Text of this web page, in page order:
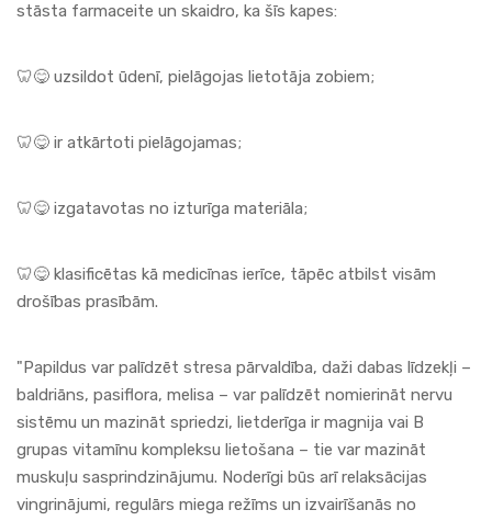
stāsta farmaceite un skaidro, ka šīs kapes:
🦷😋 uzsildot ūdenī, pielāgojas lietotāja zobiem;
🦷😋 ir atkārtoti pielāgojamas;
🦷😋 izgatavotas no izturīga materiāla;
🦷😋 klasificētas kā medicīnas ierīce, tāpēc atbilst visām
drošības prasībām.
"Papildus var palīdzēt stresa pārvaldība, daži dabas līdzekļi –
baldriāns, pasiflora, melisa – var palīdzēt nomierināt nervu
sistēmu un mazināt spriedzi, lietderīga ir magnija vai B
grupas vitamīnu kompleksu lietošana – tie var mazināt
muskuļu sasprindzinājumu. Noderīgi būs arī relaksācijas
vingrinājumi, regulārs miega režīms un izvairīšanās no